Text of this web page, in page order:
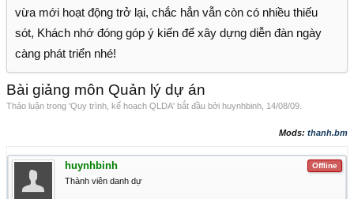
vừa mới hoạt động trở lại, chắc hẳn vẫn còn có nhiều thiếu
sót, Khách nhớ đóng góp ý kiến để xây dựng diễn đàn ngày
càng phát triển nhé!
Bài giảng môn Quản lý dự án
Thảo luận trong 'Quy trình, kế hoạch QLDA' bắt đầu bởi huynhbinh 14/08/09
Mods: thanh.bm
Offline
huynhbinh
Thành viên danh dự